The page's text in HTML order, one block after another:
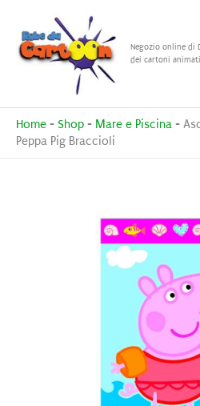
contenuto
Negozio online di
dei cartoni animati
Home - Shop - Mare e Piscina -
Peppa Pig Braccioli